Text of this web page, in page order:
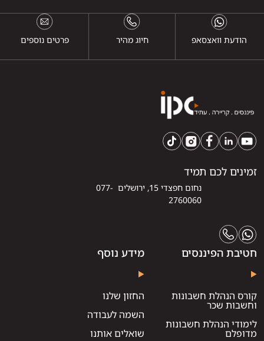
הודעת וואצסאפ חיוג מהיר פרטים נוספים
זמינים לכם תמיד
נחום חפצדי 15, ירושלים 077-
2760060
חטיבת הפיננסים
קורס הנהלת חשבונות
וחשבות שכר
לימודי הנהלת חשבונות
מדופלם
מידע נוסף
החזון שלנו
השמה לעבודה
שואלים אותנו